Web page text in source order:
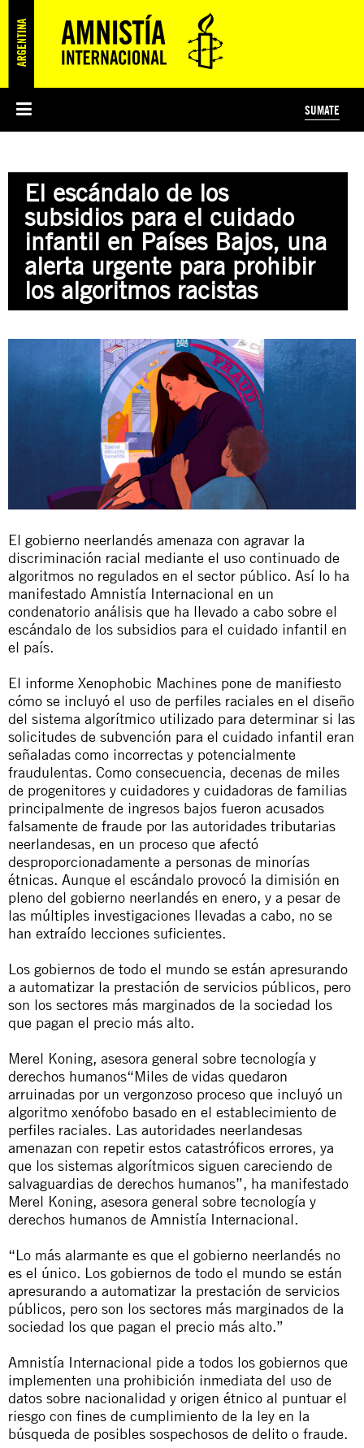
PREGUNTAS FRECUENTES
ÁREAS TEMÁTICAS
JUSTICIA INTERNACIONAL
EDUCACIÓN EN DERECHOS HUMANOS Y JÓVENES
PRENSA
SUSCRIBITE
SUMATE
PREGUNTAS FRECUENTES
El escándalo de los
subsidios para el cuidado
infantil en Países Bajos, una
alerta urgente para prohibir
los algoritmos racistas
El gobierno neerlandés amenaza con agravar la
discriminación racial mediante el uso continuado de
algoritmos no regulados en el sector público. Así lo ha
manifestado Amnistía Internacional en un
condenatorio análisis que ha llevado a cabo sobre el
escándalo de los subsidios para el cuidado infantil en
el país.
El informe Xenophobic Machines pone de manifiesto
cómo se incluyó el uso de perfiles raciales en el diseño
del sistema algorítmico utilizado para determinar si las
solicitudes de subvención para el cuidado infantil eran
señaladas como incorrectas y potencialmente
fraudulentas. Como consecuencia, decenas de miles
de progenitores y cuidadores y cuidadoras de familias
principalmente de ingresos bajos fueron acusados
falsamente de fraude por las autoridades tributarias
neerlandesas, en un proceso que afectó
desproporcionadamente a personas de minorías
étnicas. Aunque el escándalo provocó la dimisión en
pleno del gobierno neerlandés en enero, y a pesar de
las múltiples investigaciones llevadas a cabo, no se
han extraído lecciones suficientes.
Los gobiernos de todo el mundo se están apresurando
a automatizar la prestación de servicios públicos, pero
son los sectores más marginados de la sociedad los
que pagan el precio más alto.
Merel Koning, asesora general sobre tecnología y
derechos humanos“Miles de vidas quedaron
arruinadas por un vergonzoso proceso que incluyó un
algoritmo xenófobo basado en el establecimiento de
perfiles raciales. Las autoridades neerlandesas
amenazan con repetir estos catastróficos errores, ya
que los sistemas algorítmicos siguen careciendo de
salvaguardias de derechos humanos”, ha manifestado
Merel Koning, asesora general sobre tecnología y
derechos humanos de Amnistía Internacional.
“Lo más alarmante es que el gobierno neerlandés no
es el único. Los gobiernos de todo el mundo se están
apresurando a automatizar la prestación de servicios
públicos, pero son los sectores más marginados de la
sociedad los que pagan el precio más alto.”
Amnistía Internacional pide a todos los gobiernos que
implementen una prohibición inmediata del uso de
datos sobre nacionalidad y origen étnico al puntuar el
riesgo con fines de cumplimiento de la ley en la
búsqueda de posibles sospechosos de delito o fraude.